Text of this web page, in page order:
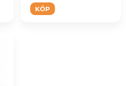
KÖP